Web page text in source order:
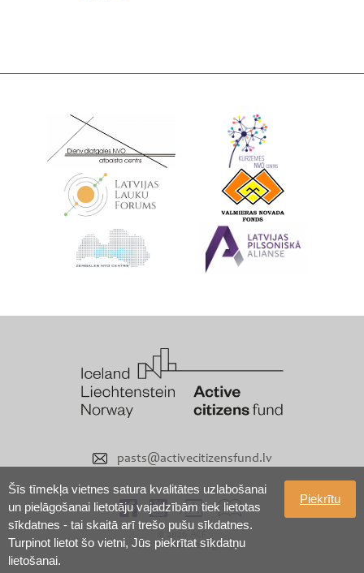
Šīs tīmekļa vietnes satura kvalitātes uzlabošanai
un pielāgošanai lietotāju vajadzībām tiek lietotas
sīkdatnes - tai skaitā arī trešo pušu sīkdatnes.
Turpinot lietot šo vietni, Jūs piekrītat sīkdatņu
lietošanai.
Piekrītu
pasts@activecitizensfund.lv
Visas tiesības aizsargātas